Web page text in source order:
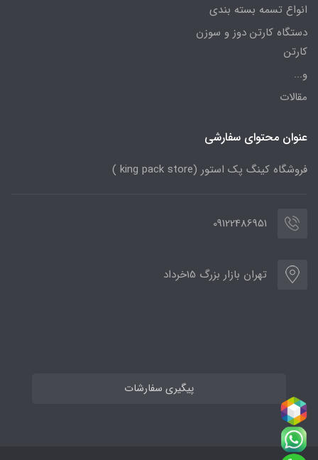
انواع تسمه بسته بندی
دستگاه کارتن دوز و سوزن
کارتن
و...
مقالات
عنوان محتوای سفارشی
فروشگاه کینگ پک استور (king pack store )
09122486951
تهران بازار بزرگ 15خرداد
پیگیری سفارشات